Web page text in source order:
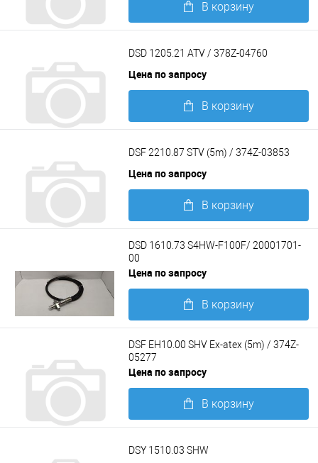
В корзину
DSD 1205.21 ATV / 378Z-04760
Цена по запросу
В корзину
DSF 2210.87 STV (5m) / 374Z-03853
Цена по запросу
В корзину
Подробнее
DSD 1610.73 S4HW-F100F/ 20001701-
00
Цена по запросу
В корзину
Подробнее
DSF EH10.00 SHV Ex-atex (5m) / 374Z-
05277
Цена по запросу
В корзину
DSY 1510.03 SHW